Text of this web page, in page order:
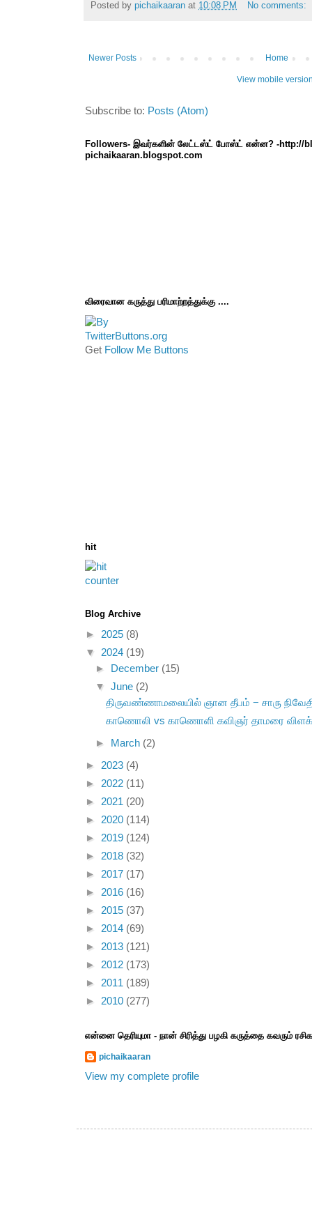
Posted by pichaikaaran at 10:08 PM No comments:
Newer Posts Home
View mobile
Subscribe to: Posts (Atom)
Followers- இவர்களின் லேட்டஸ்ட் போஸ்ட் என்ன? -http://
pichaikaaran.blogspot.com
விரைவான கருத்து பரிமாற்றத்துக்கு ....
Get Follow Me Buttons
hit
Blog Archive
► 2025 (8)
▼ 2024 (19)
►
December (15)
▼June (2)
திருவண்ணாமலையில் ஞான தீபம் − சாரு
காணொலி vs காணொளி கவிஞர் தாமரை
►
March (2)
► 2023 (4)
► 2022 (11)
► 2021 (20)
► 2020 (114)
► 2019 (124)
► 2018 (32)
► 2017 (17)
► 2016 (16)
► 2015 (37)
► 2014 (69)
► 2013 (121)
► 2012 (173)
► 2011 (189)
► 2010 (277)
என்னை தெரியுமா - நான் சிரித்து பழகி கருத்தை கவரும்
pichaikaaran
View my complete profile